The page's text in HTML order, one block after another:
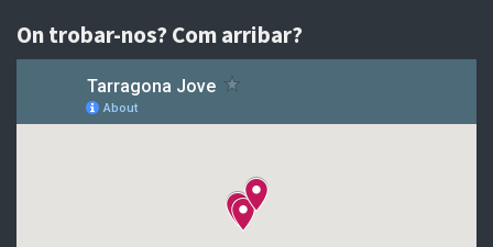
On trobar-nos? Com arribar?